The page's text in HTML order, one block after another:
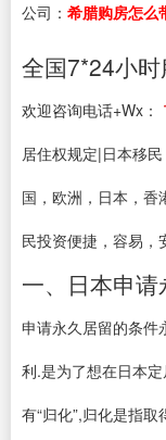
公司： 希腊购房怎么
全国7*24小
欢迎咨询电话+Wx：
居住权规定|日本移
国，欧洲，日本，
民投资便捷，容易，
一、日本申
申请永久居留的条件
利.是为了想在日本
有“归化”,归化是指取